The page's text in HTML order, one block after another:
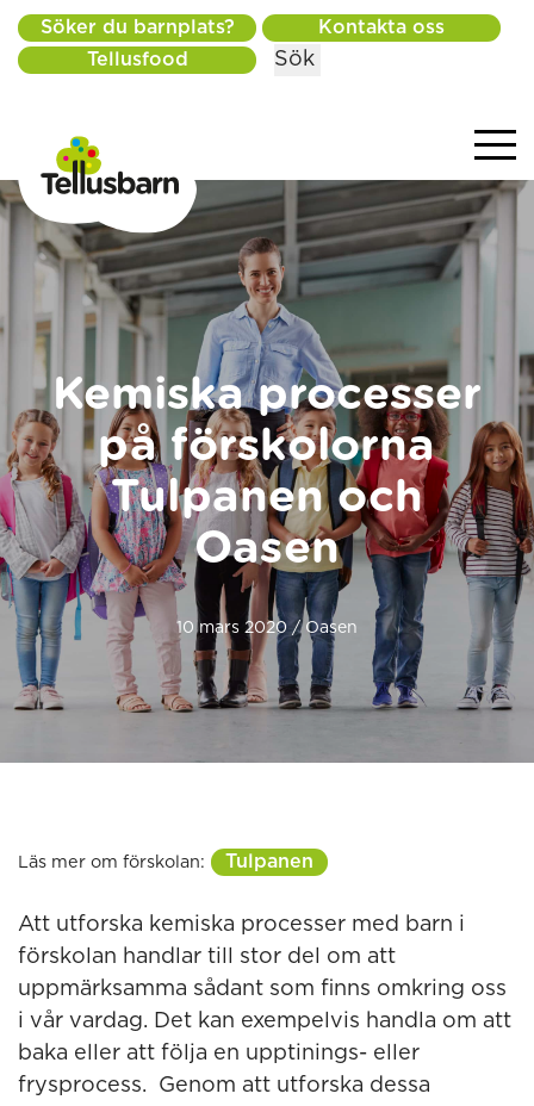
Söker du barnplats?
Kontakta oss
Tellusfood
Sök
Kemiska processer
på förskolorna
Tulpanen och
Oasen
10 mars 2020 / Oasen
Läs mer om förskolan: Tulpanen
Att utforska kemiska processer med barn i
förskolan handlar till stor del om att
uppmärksamma sådant som finns omkring oss
i vår vardag. Det kan exempelvis handla om att
baka eller att följa en upptinings- eller
frysprocess. Genom att utforska dessa